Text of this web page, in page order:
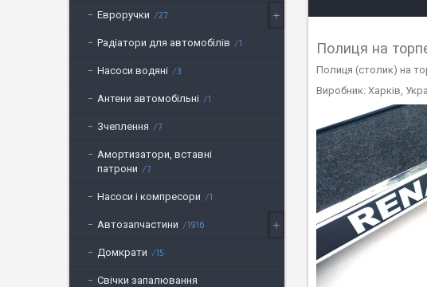
Полиця на
Полиця (столик) на
Виробник: Харків,
Евроручки 27
Радіатори для автомобілів 1
Насоси водяні 3
Антени автомобільні 1
Зчеплення 7
Амортизатори, вставні
патрони
7
Насоси і компресори 1
Автозапчастини 1916
Домкрати 15
Свічки запалювання